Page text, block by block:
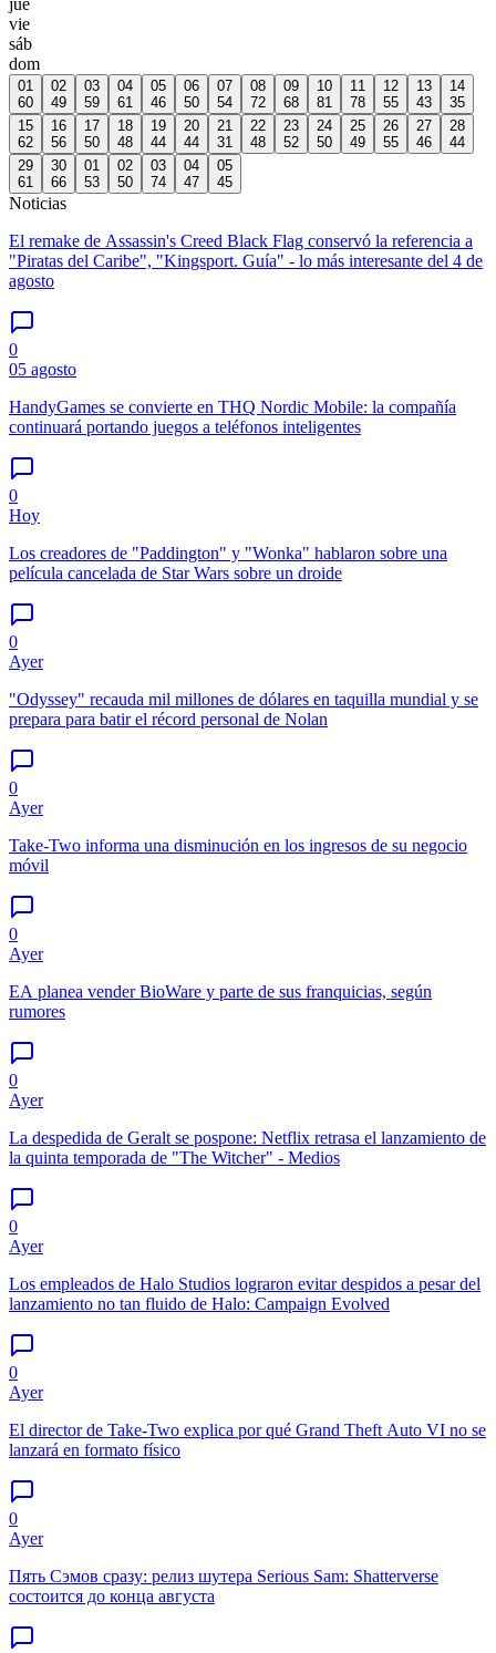
vie
sáb
dom
01
60
02
49
03
59
04
61
05
46
06
50
07
54
08
72
09
68
10
81
11
78
12
55
13
43
14
35
15
62
16
56
17
50
18
48
19
44
20
44
21
31
22
48
23
52
24
50
25
49
26
55
27
46
28
44
29
61
30
66
01
53
02
50
03
74
04
47
05
45
Noticias
El remake de Assassin's Creed Black Flag conservó la referencia a
"Piratas del Caribe", "Kingsport. Guía" - lo más interesante del 4 de
agosto
0
05 agosto
HandyGames se convierte en THQ Nordic Mobile: la compañía
continuará portando juegos a teléfonos inteligentes
0
Hoy
Los creadores de "Paddington" y "Wonka" hablaron sobre una
película cancelada de Star Wars sobre un droide
0
Ayer
"Odyssey" recauda mil millones de dólares en taquilla mundial y se
prepara para batir el récord personal de Nolan
0
Ayer
Take-Two informa una disminución en los ingresos de su negocio
móvil
0
Ayer
EA planea vender BioWare y parte de sus franquicias, según
rumores
0
Ayer
La despedida de Geralt se pospone: Netflix retrasa el lanzamiento de
la quinta temporada de "The Witcher" - Medios
0
Ayer
Los empleados de Halo Studios lograron evitar despidos a pesar del
lanzamiento no tan fluido de Halo: Campaign Evolved
0
Ayer
El director de Take-Two explica por qué Grand Theft Auto VI no se
lanzará en formato físico
0
Ayer
Пять Сэмов сразу: релиз шутера Serious Sam: Shatterverse
состоится до конца августа